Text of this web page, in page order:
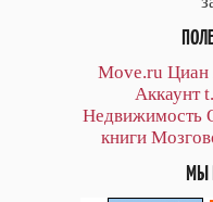
Move.ru Циан
Аккаунт
Недвижимость
книги
МЫ